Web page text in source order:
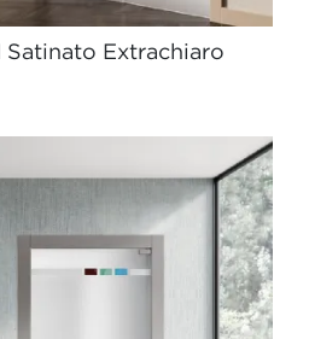
Satinato Extrachiaro